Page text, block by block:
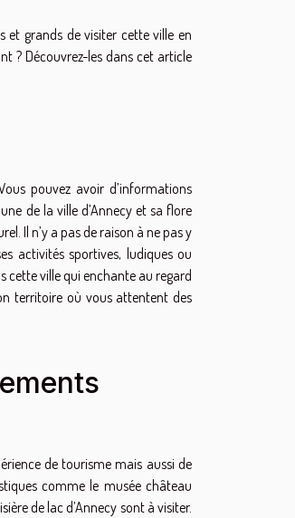
et grands de visiter cette ville en
? Découvrez-les dans cet article
pouvez avoir d’informations
de la ville d’Annecy et sa flore
Il n’y a pas de raison à ne pas y
activités sportives, ludiques ou
cette ville qui enchante au regard
territoire où vous attentent des
de tourisme mais aussi de
comme le musée château
de lac d’Annecy sont à visiter.